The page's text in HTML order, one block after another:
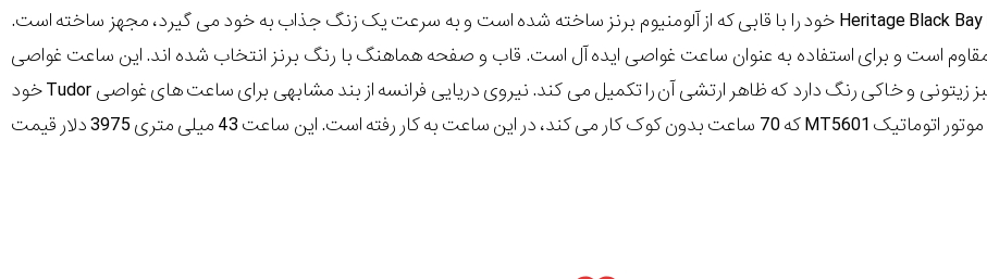
Tudor مدل Heritage Black Bay Bronze خود را با قابی که از آلومنیوم برنز ساخته شده است و به سرعت یک زنگ جذاب به خود می گیرد، مجهز ساخته است.
مقاوم است و برای استفاده به عنوان ساعت غواصی ایده آل است. قاب و صفحه هماهنگ با رنگ برنز انتخاب شده اند. این ساعت غواصی
یک بند پارچه ای سبز زیتونی و خاکی رنگ دارد که ظاهر ارتشی آن را تکمیل می کند. نیروی دریایی فرانسه از بند مشابهی برای ساعت های غواصی Tudor خود
استفاده کردند. یک موتور اتوماتیک MT5601 که 70 ساعت بدون کوک کار می کند، در این ساعت به کار رفته است. این ساعت 43 میلی متری 3975 دلار قیمت